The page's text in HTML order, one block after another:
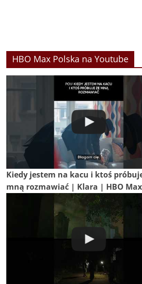
HBO Max Polska na Youtube
Kiedy jestem na kacu i ktoś
mną rozmawiać | Klara | HBO Max